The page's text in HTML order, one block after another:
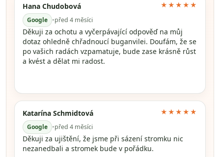
Hana Chudobová
Google •před 4 měsíci
★★★★★
Děkuji za ochotu a vyčerpávající odpověď na můj
dotaz ohledně chřadnoucí buganvilei. Doufám, že se
po vašich radách vzpamatuje, bude zase krásně růst
a kvést a dělat mi radost.
Katarína Schmidtová
Google •před 4 měsíci
★★★★★
Děkuji za ujištění, že jsme při sázení stromku nic
nezanedbali a stromek bude v pořádku.